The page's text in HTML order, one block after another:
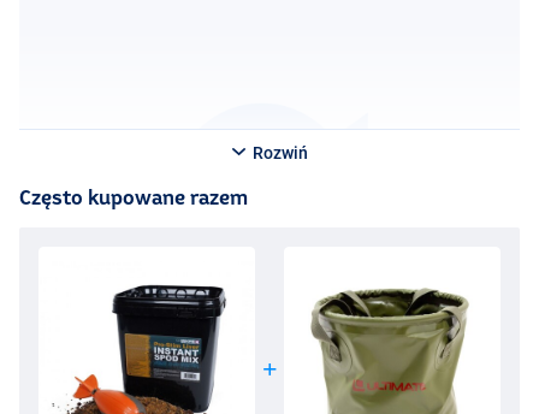
Rozwiń
Często kupowane razem